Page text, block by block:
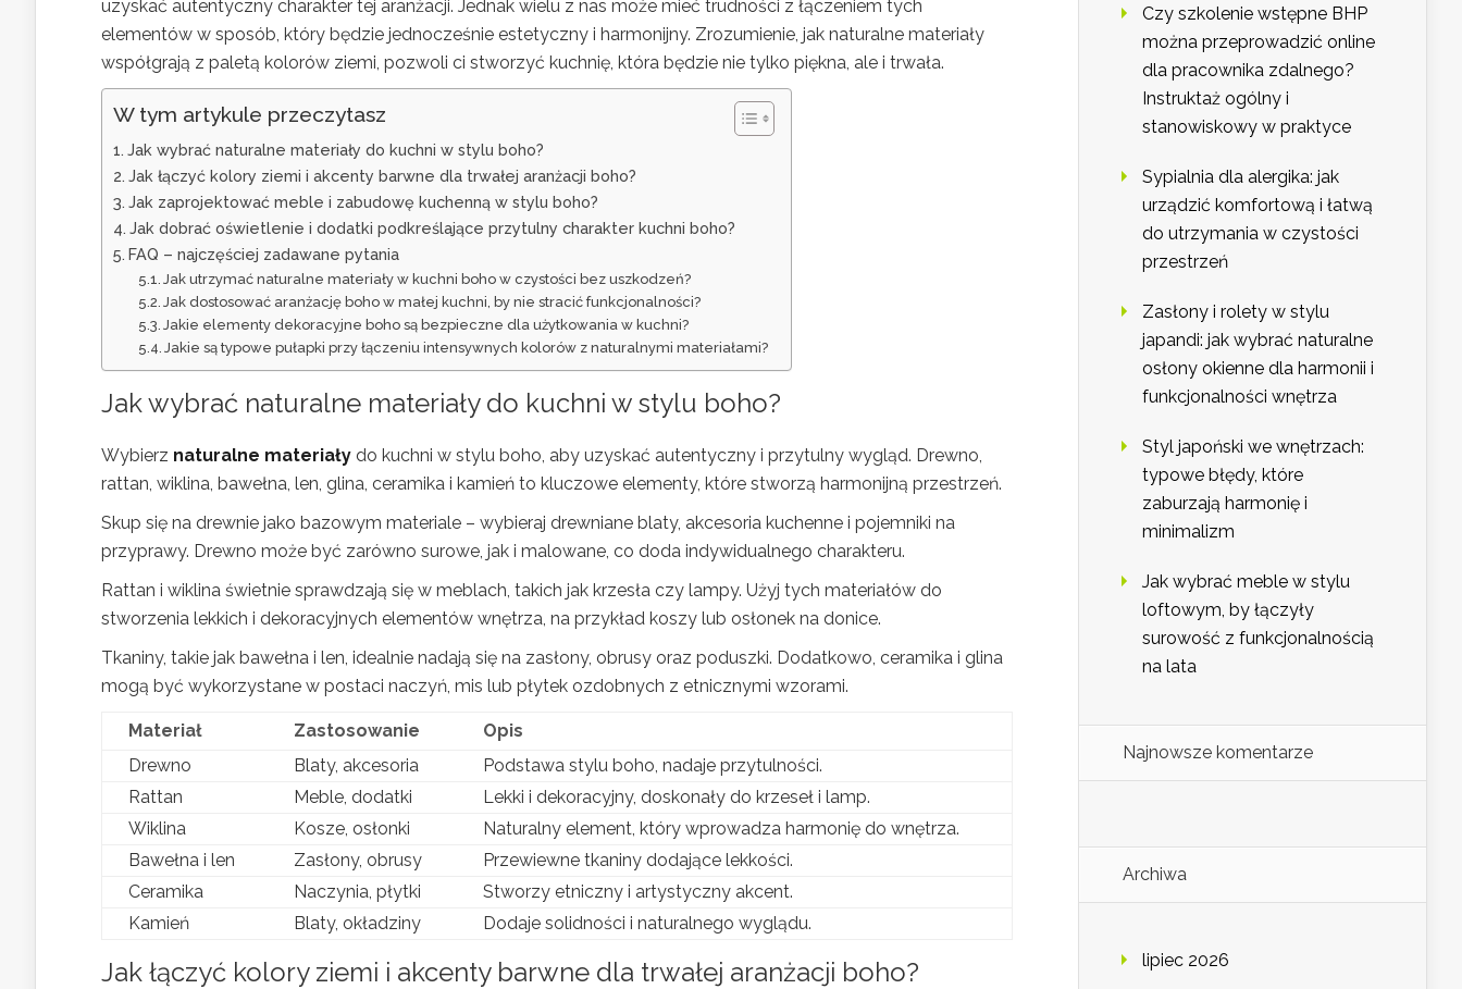
uzyskać autentyczny charakter tej aranżacji. Jednak wielu z nas może mieć trudności z łączeniem tych
elementów w sposób, który będzie jednocześnie estetyczny i harmonijny. Zrozumienie, jak naturalne materiały
współgrają z paletą kolorów ziemi, pozwoli ci stworzyć kuchnię, która będzie nie tylko piękna, ale i trwała.
W tym artykule przeczytasz
Jak wybrać naturalne materiały do kuchni w stylu boho?
Jak łączyć kolory ziemi i akcenty barwne dla trwałej aranżacji boho?
Jak zaprojektować meble i zabudowę kuchenną w stylu boho?
Jak dobrać oświetlenie i dodatki podkreślające przytulny charakter kuchni boho?
FAQ – najczęściej zadawane pytania
Jak utrzymać naturalne materiały w kuchni boho w czystości bez uszkodzeń?
Jak dostosować aranżację boho w małej kuchni, by nie stracić funkcjonalności?
Jakie elementy dekoracyjne boho są bezpieczne dla użytkowania w kuchni?
Jakie są typowe pułapki przy łączeniu intensywnych kolorów z naturalnymi materiałami?
Jak wybrać naturalne materiały do kuchni w stylu boho?
Wybierz naturalne materiały do kuchni w stylu boho, aby uzyskać autentyczny i przytulny wygląd. Drewno,
rattan, wiklina, bawełna, len, glina, ceramika i kamień to kluczowe elementy, które stworzą harmonijną przestrzeń.
Skup się na drewnie jako bazowym materiale – wybieraj drewniane blaty, akcesoria kuchenne i pojemniki na
przyprawy. Drewno może być zarówno surowe, jak i malowane, co doda indywidualnego charakteru.
Rattan i wiklina świetnie sprawdzają się w meblach, takich jak krzesła czy lampy. Użyj tych materiałów do
stworzenia lekkich i dekoracyjnych elementów wnętrza, na przykład koszy lub osłonek na donice.
Tkaniny, takie jak bawełna i len, idealnie nadają się na zasłony, obrusy oraz poduszki. Dodatkowo, ceramika i glina
mogą być wykorzystane w postaci naczyń, mis lub płytek ozdobnych z etnicznymi wzorami.
Materiał Zastosowanie
Opis
Drewno
Blaty, akcesoria
Podstawa stylu boho, nadaje przytulności.
Rattan
Meble, dodatki
Lekki i dekoracyjny, doskonały do krzeseł i lamp.
Wiklina
Kosze, osłonki
Naturalny element, który wprowadza harmonię do wnętrza.
Bawełna i len
Zasłony, obrusy
Przewiewne tkaniny dodające lekkości.
Ceramika
Naczynia, płytki
Stworzy etniczny i artystyczny akcent.
Kamień
Blaty, okładziny Dodaje solidności i naturalnego wyglądu.
Jak łączyć kolory ziemi i akcenty barwne dla trwałej aranżacji boho?
Czy szkolenie wstępne BHP
można przeprowadzić online
dla pracownika zdalnego?
Instruktaż ogólny i
stanowiskowy w praktyce
Sypialnia dla alergika: jak
urządzić komfortową i łatwą
do utrzymania w czystości
przestrzeń
Zasłony i rolety w stylu
japandi: jak wybrać naturalne
osłony okienne dla harmonii i
funkcjonalności wnętrza
Styl japoński we wnętrzach:
typowe błędy, które
zaburzają harmonię i
minimalizm
Jak wybrać meble w stylu
loftowym, by łączyły
surowość z funkcjonalnością
na lata
Najnowsze komentarze
Archiwa
lipiec 2026